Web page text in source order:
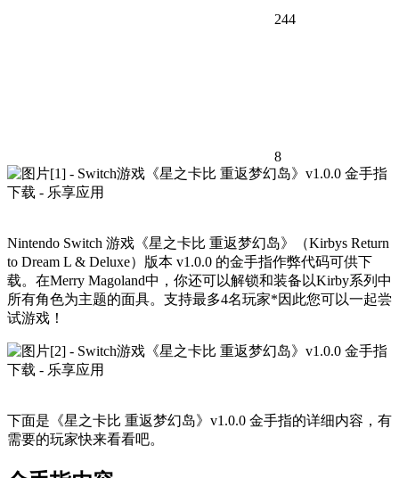
244
8
Nintendo Switch 游戏《星之卡比 重返梦幻岛》（Kirbys Return
to Dream L & Deluxe）版本 v1.0.0 的金手指作弊代码可供下
载。在Merry Magoland中，你还可以解锁和装备以Kirby系列中
所有角色为主题的面具。支持最多4名玩家*因此您可以一起尝
试游戏！
下面是《星之卡比 重返梦幻岛》v1.0.0 金手指的详细内容，有
需要的玩家快来看看吧。